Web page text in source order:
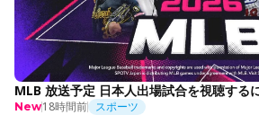
MLB 放送予定 日本人出場試合を視聴する
New18時間前 スポーツ